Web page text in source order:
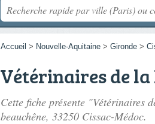
Accueil > Nouvelle-Aquitaine > Gironde >
Vétérinaires de la
Cette fiche présente "Vétérinaires
beauchêne, 33250 Cissac-Médoc.